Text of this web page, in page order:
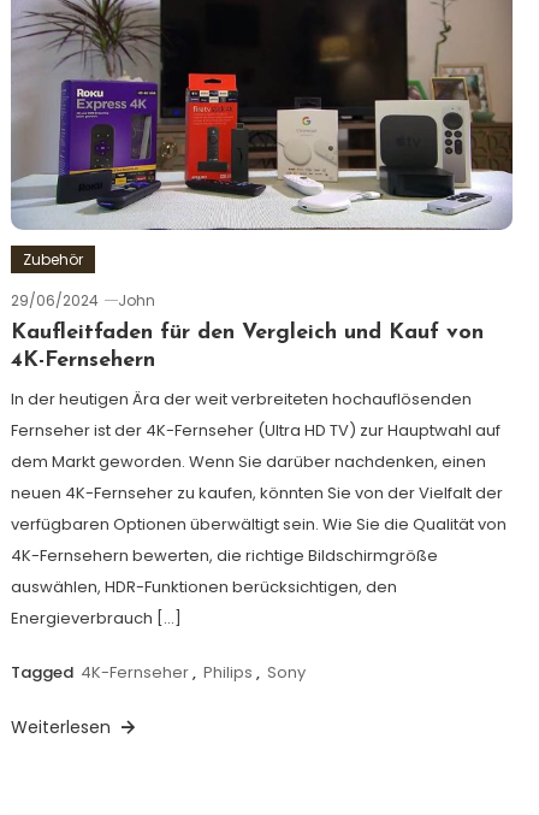
Zubehör
29/06/2024
John
Kaufleitfaden für den Vergleich und Kauf von
4K-Fernsehern
In der heutigen Ära der weit verbreiteten hochauflösenden
Fernseher ist der 4K-Fernseher (Ultra HD TV) zur Hauptwahl auf
dem Markt geworden. Wenn Sie darüber nachdenken, einen
neuen 4K-Fernseher zu kaufen, könnten Sie von der Vielfalt der
verfügbaren Optionen überwältigt sein. Wie Sie die Qualität von
4K-Fernsehern bewerten, die richtige Bildschirmgröße
auswählen, HDR-Funktionen berücksichtigen, den
Energieverbrauch […]
Tagged 4K-Fernseher, Philips , Sony
Weiterlesen